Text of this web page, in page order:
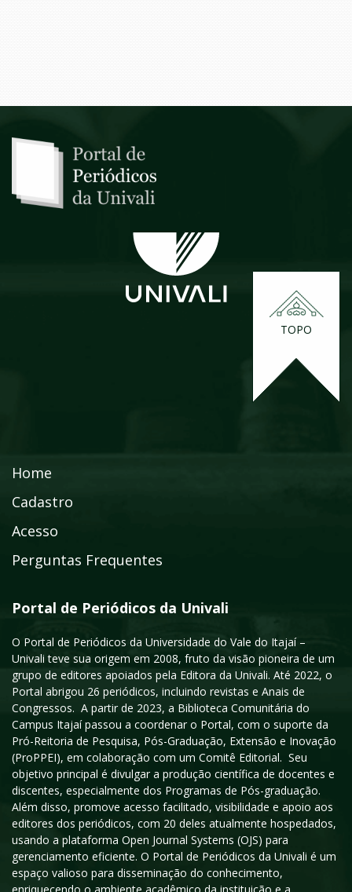
TOPO
Home
Cadastro
Acesso
Perguntas Frequentes
Portal de Periódicos da Univali
O Portal de Periódicos da Universidade do Vale do Itajaí –
Univali teve sua origem em 2008, fruto da visão pioneira de um
grupo de editores apoiados pela Editora da Univali. Até 2022, o
Portal abrigou 26 periódicos, incluindo revistas e Anais de
Congressos. A partir de 2023, a Biblioteca Comunitária do
Campus Itajaí passou a coordenar o Portal, com o suporte da
Pró-Reitoria de Pesquisa, Pós-Graduação, Extensão e Inovação
(ProPPEI), em colaboração com um Comitê Editorial. Seu
objetivo principal é divulgar a produção científica de docentes e
discentes, especialmente dos Programas de Pós-graduação.
Além disso, promove acesso facilitado, visibilidade e apoio aos
editores dos periódicos, com 20 deles atualmente hospedados,
usando a plataforma Open Journal Systems (OJS) para
gerenciamento eficiente. O Portal de Periódicos da Univali é um
espaço valioso para disseminação do conhecimento,